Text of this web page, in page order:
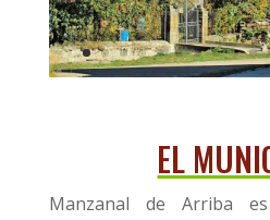
EL
Manzanal de Arriba